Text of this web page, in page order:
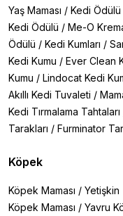
Yaş Maması / Kedi Ödülü
Kedi Ödülü / Me-O
Ödülü / Kedi Kumları /
Kedi Kumu / Ever Clean
Kumu / Lindocat Kedi
Akıllı Kedi Tuvaleti /
Kedi Tırmalama Tahtaları
Tarakları / Furminator
Köpek
Köpek Maması / Yetişkin
Köpek Maması / Yavru